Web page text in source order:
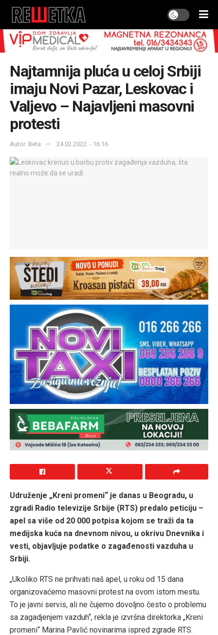
Najtamnija pluća u celoj Srbiji
imaju Novi Pazar, Leskovac i
Valjevo – Najavljeni masovni
protesti
Autor: Beta 24.02.2022. - 16:16
Udruženje „Kreni promeni“ je danas u Beogradu, u
zgradi Radio televizije Srbije (RTS) predalo peticiju –
apel sa više od 20 000 potpisa kojom se traži da ta
medijska kuća na dnevnom nivou, u okrivu Dnevnika i
vesti, objavljuje podatke o zagađenosti vazduha u
Srbiji.
„Ukoliko RTS ne prihvati naš apel, u roku od 15 dana
organizovaćemo masovni protest na ovom istom mestu.
To je javni servis, ali ne čujemo dovoljno često o problemu
sa zagadjenjem vazduh“, rekla je izvršna direktorka „Kreni
promeni“ Marina Pavlić novinarima ispred zgrade RTS.